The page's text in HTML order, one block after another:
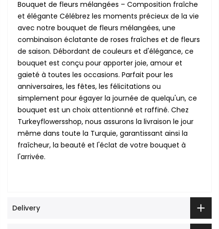
Bouquet de fleurs mélangées – Composition fraîche
et élégante Célébrez les moments précieux de la vie
avec notre bouquet de fleurs mélangées, une
combinaison éclatante de roses fraîches et de fleurs
de saison. Débordant de couleurs et d'élégance, ce
bouquet est conçu pour apporter joie, amour et
gaieté à toutes les occasions. Parfait pour les
anniversaires, les fêtes, les félicitations ou
simplement pour égayer la journée de quelqu'un, ce
bouquet est un choix attentionné et raffiné. Chez
Turkeyflowersshop, nous assurons la livraison le jour
même dans toute la Turquie, garantissant ainsi la
fraîcheur, la beauté et l'éclat de votre bouquet à
l'arrivée.
Delivery